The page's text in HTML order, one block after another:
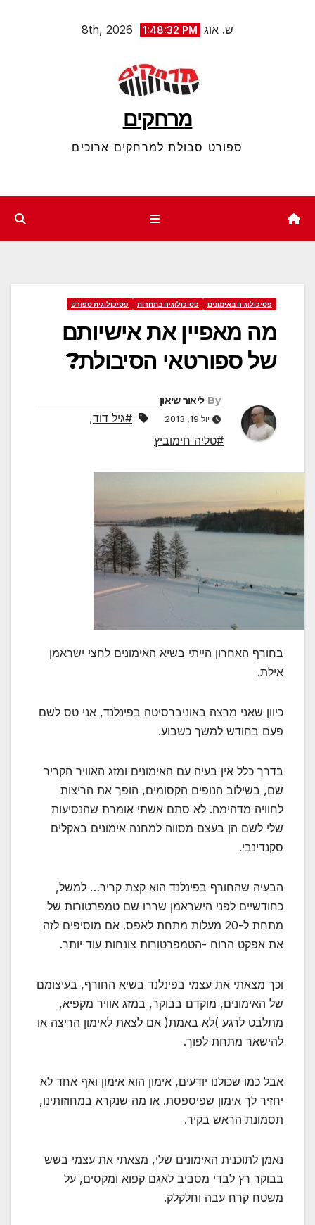
ש. אוג 8th, 2026 1:48:33 PM
מרחקים
ספורט סבולת למרחקים ארוכים
פסיכולוגיה באימונים פסיכולוגיה בתחרות פסיכולוגית ספורט
מה מאפיין את אישיותם
של ספורטאי הסיבולת?
By ליאור שיאון
יול 19, 2013 #גיל דוד,
#טליה חימוביץ
בחורף האחרון הייתי בשיא האימונים לחצי ישראמן
אילת.
כיוון שאני מרצה באוניברסיטה בפינלנד, אני טס לשם
פעם בחודש למשך כשבוע.
בדרך כלל אין בעיה עם האימונים ומזג האוויר הקריר
שם, בשילוב הנופים הקסומים, הופך את הריצות
לחוויה מדהימה. לא סתם אשתי אומרת שהנסיעות
שלי לשם הן בעצם מסווה למחנה אימונים באקלים
סקנדינבי.
הבעיה שהחורף בפינלנד הוא קצת קריר… למשל,
כחודשיים לפני הישראמן שררו שם טמפרטורות של
מתחת ל-20 מעלות מתחת לאפס. אם מוסיפים לזה
את אפקט הרוח -הטמפרטורות צונחות עוד יותר.
וכך מצאתי את עצמי בפינלנד בשיא החורף, בעיצומם
של האימונים, מוקדם בבוקר, במזג אוויר מקפיא,
מתלבט לרגע )לא באמת( אם לצאת לאימון הריצה או
להישאר מתחת לפוך.
אבל כמו שכולנו יודעים, אימון הוא אימון ואף אחד לא
יחזיר לך אימון שפיספסת. או מה שנקרא במחוזותינו,
תסמונת הראש בקיר.
נאמן לתוכנית האימונים שלי, מצאתי את עצמי בשש
בבוקר רץ לבדי מסביב לאגם קפוא ומקסים, על
משטח קרח עבה וחלקלק.